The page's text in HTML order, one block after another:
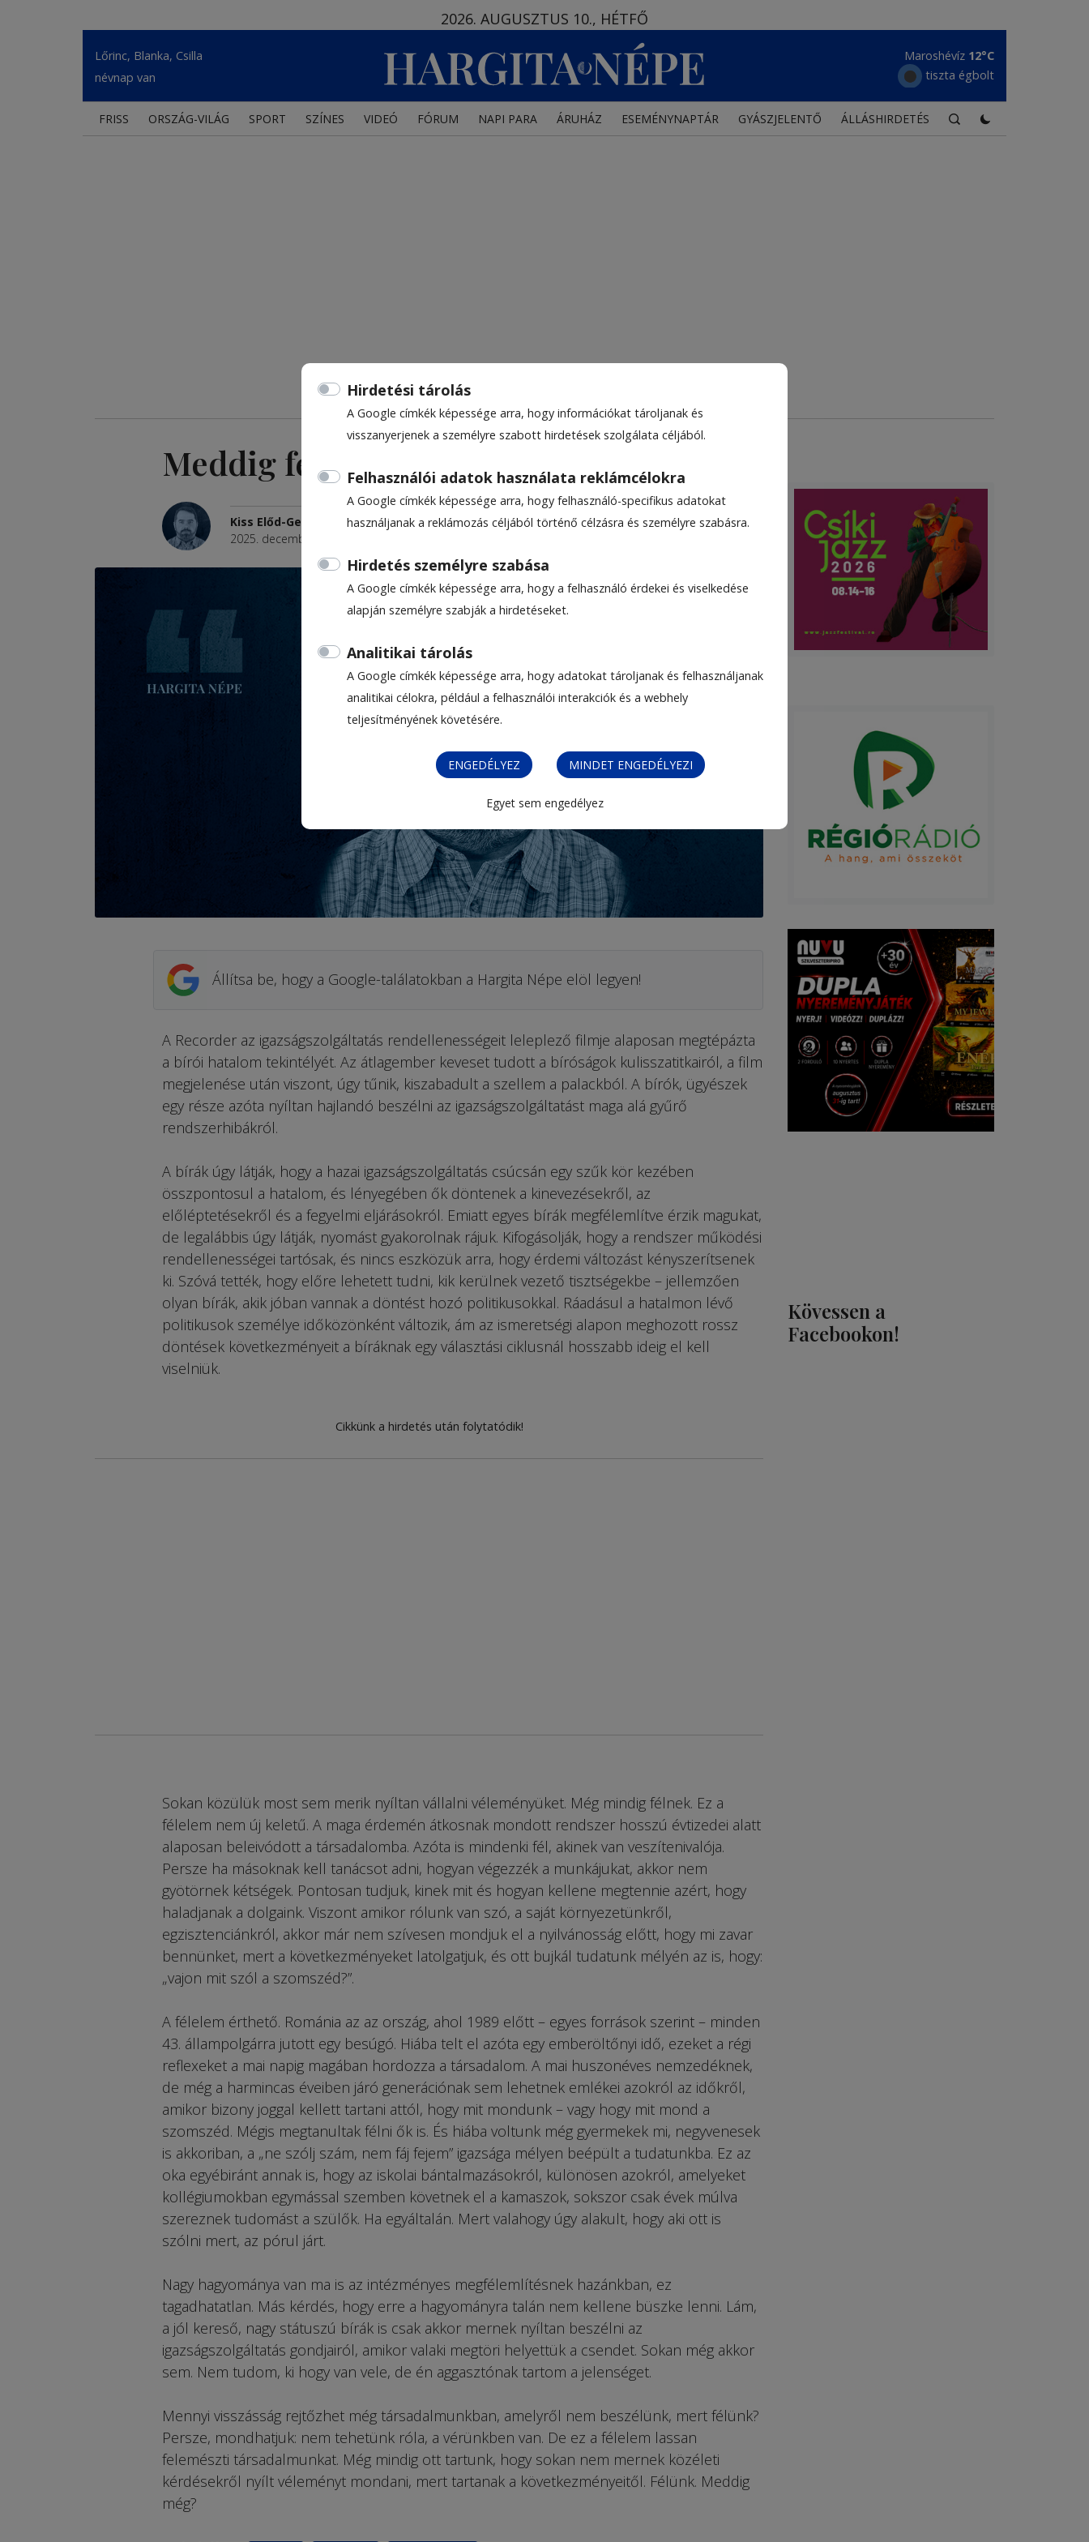
Hirdetési tárolás
A Google címkék képessége arra, hogy információkat tároljanak és
visszanyerjenek a személyre szabott hirdetések szolgálata céljából.
Felhasználói adatok használata reklámcélokra
A Google címkék képessége arra, hogy felhasználó-specifikus adatokat
használjanak a reklámozás céljából történő célzásra és személyre szabásra.
Hirdetés személyre szabása
A Google címkék képessége arra, hogy a felhasználó érdekei és viselkedése
alapján személyre szabják a hirdetéseket.
Analitikai tárolás
A Google címkék képessége arra, hogy adatokat tároljanak és felhasználjanak
analitikai célokra, például a felhasználói interakciók és a webhely
teljesítményének követésére.
ENGEDÉLYEZ MINDET ENGEDÉLYEZI
Egyet sem engedélyez
2026. AUGUSZTUS 10., HÉTFŐ
Lőrinc, Blanka, Csilla
névnap van
Maroshévíz 12°C
tiszta égbolt
FRISS ORSZÁG-VILÁG SPORT SZÍNES VIDEÓ FÓRUM NAPI PARA ÁRUHÁZ ESEMÉNYNAPTÁR GYÁSZJELENTŐ ÁLLÁSHIRDETÉS
Meddig félünk még?
Kiss Előd-Gergely
2025. december 23., 9:25
Állítsa be, hogy a Google-találatokban a Hargita Népe elöl legyen!
A Recorder az igazságszolgáltatás rendellenességeit leleplező filmje alaposan megtépázta
a bírói hatalom tekintélyét. Az átlagember keveset tudott a bíróságok kulisszatitkairól, a film
megjelenése után viszont, úgy tűnik, kiszabadult a szellem a palackból. A bírók, ügyészek
egy része azóta nyíltan hajlandó beszélni az igazságszolgáltatást maga alá gyűrő
rendszerhibákról.
A bírák úgy látják, hogy a hazai igazságszolgáltatás csúcsán egy szűk kör kezében
összpontosul a hatalom, és lényegében ők döntenek a kinevezésekről, az
előléptetésekről és a fegyelmi eljárásokról. Emiatt egyes bírák megfélemlítve érzik magukat,
de legalábbis úgy látják, nyomást gyakorolnak rájuk. Kifogásolják, hogy a rendszer működési
rendellenességei tartósak, és nincs eszközük arra, hogy érdemi változást kényszerítsenek
ki. Szóvá tették, hogy előre lehetett tudni, kik kerülnek vezető tisztségekbe – jellemzően
olyan bírák, akik jóban vannak a döntést hozó politikusokkal. Ráadásul a hatalmon lévő
politikusok személye időközönként változik, ám az ismeretségi alapon meghozott rossz
döntések következményeit a bíráknak egy választási ciklusnál hosszabb ideig el kell
viselniük.
Cikkünk a hirdetés után folytatódik!
Sokan közülük most sem merik nyíltan vállalni véleményüket. Még mindig félnek. Ez a
félelem nem új keletű. A maga érdemén átkosnak mondott rendszer hosszú évtizedei alatt
alaposan beleivódott a társadalomba. Azóta is mindenki fél, akinek van veszítenivalója.
Persze ha másoknak kell tanácsot adni, hogyan végezzék a munkájukat, akkor nem
gyötörnek kétségek. Pontosan tudjuk, kinek mit és hogyan kellene megtennie azért, hogy
haladjanak a dolgaink. Viszont amikor rólunk van szó, a saját környezetünkről,
egzisztenciánkról, akkor már nem szívesen mondjuk el a nyilvánosság előtt, hogy mi zavar
bennünket, mert a következményeket latolgatjuk, és ott bujkál tudatunk mélyén az is, hogy:
„vajon mit szól a szomszéd?”.
A félelem érthető. Románia az az ország, ahol 1989 előtt – egyes források szerint – minden
43. állampolgárra jutott egy besúgó. Hiába telt el azóta egy emberöltőnyi idő, ezeket a régi
reflexeket a mai napig magában hordozza a társadalom. A mai huszonéves nemzedéknek,
de még a harmincas éveiben járó generációnak sem lehetnek emlékei azokról az időkről,
amikor bizony joggal kellett tartani attól, hogy mit mondunk – vagy hogy mit mond a
szomszéd. Mégis megtanultak félni ők is. És hiába voltunk még gyermekek mi, negyvenesek
is akkoriban, a „ne szólj szám, nem fáj fejem” igazsága mélyen beépült a tudatunkba. Ez az
oka egyébiránt annak is, hogy az iskolai bántalmazásokról, különösen azokról, amelyeket
kollégiumokban egymással szemben követnek el a kamaszok, sokszor csak évek múlva
szereznek tudomást a szülők. Ha egyáltalán. Mert valahogy úgy alakult, hogy aki ott is
szólni mert, az pórul járt.
Nagy hagyománya van ma is az intézményes megfélemlítésnek hazánkban, ez
tagadhatatlan. Más kérdés, hogy erre a hagyományra talán nem kellene büszke lenni. Lám,
a jól kereső, nagy státuszú bírák is csak akkor mernek nyíltan beszélni az
igazságszolgáltatás gondjairól, amikor valaki megtöri helyettük a csendet. Sokan még akkor
sem. Nem tudom, ki hogy van vele, de én aggasztónak tartom a jelenséget.
Mennyi visszásság rejtőzhet még társadalmunkban, amelyről nem beszélünk, mert félünk?
Persze, mondhatjuk: nem tehetünk róla, a vérünkben van. De ez a félelem lassan
felemészti társadalmunkat. Még mindig ott tartunk, hogy sokan nem mernek közéleti
kérdésekről nyílt véleményt mondani, mert tartanak a következményeitől. Félünk. Meddig
még?
Kövessen a
Facebookon!